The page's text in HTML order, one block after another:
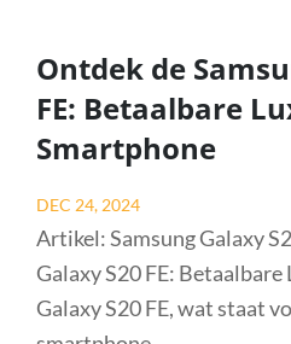
PORSCHE
930
TURBO
S:
ICOON
OP
DE
Ontdek de
FE: Betaalbare
Smartphone
Posted
on
DEC 24, 2024
Artikel: Samsung Galaxy
Galaxy S20 FE: Betaalbare
Galaxy S20 FE, wat staat